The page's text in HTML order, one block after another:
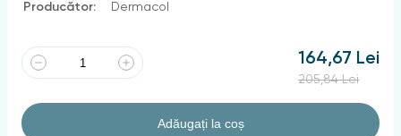
Producător:
Dermacol
164,67 Lei
205,84 Lei
Adăugați la coș